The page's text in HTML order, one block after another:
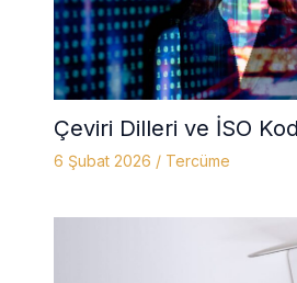
Çeviri Dilleri ve İSO
6 Şubat 2026 / Tercüme